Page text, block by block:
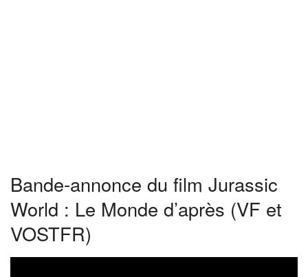
Bande-annonce du film Jurassic
World : Le Monde d’après (VF et
VOSTFR)